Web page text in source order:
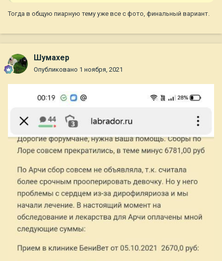
Тогда в общую пиарную тему уже все с фото, финальный вариант.
Шумахер
Опубликовано 1 ноября, 2021